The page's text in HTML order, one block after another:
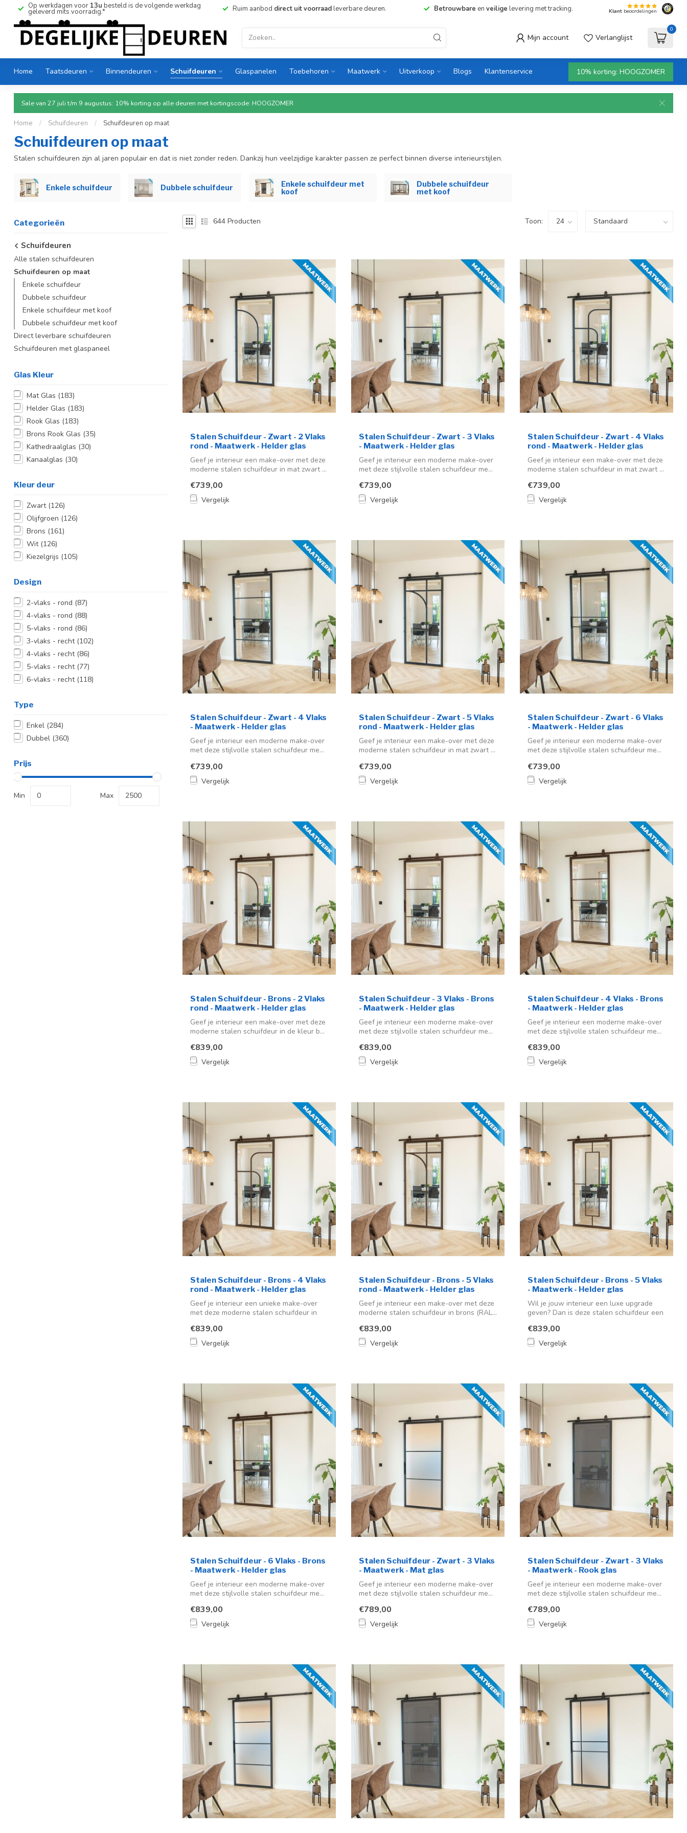
Op werkdagen voor 13u besteld is de volgende werkdag
geleverd mits voorradig.* Ruim aanbod direct uit voorraadleverbare deuren. Betrouwbare en veilige levering met tracking. Klant beoordelingen
Mijn account Verlanglijst
0
Home Taatsdeuren Binnendeuren Schuifdeuren Glaspanelen Toebehoren Maatwerk Uitverkoop Blogs Klantenservice 10% korting: HOOGZOMER
Sale van 27 juli t/m 9 augustus: 10% korting op alle deuren met kortingscode: HOOGZOMER
Home / Schuifdeuren / Schuifdeuren op maat
Schuifdeuren op maat
Stalen schuifdeuren zijn al jaren populair en dat is niet zonder reden. Dankzij hun veelzijdige karakter passen ze perfect binnen diverse interieurstijlen.
Enkele schuifdeur Dubbele schuifdeur
Enkele schuifdeur met
koof
Dubbele schuifdeur
met koof
Categorieën
Schuifdeuren
Alle stalen schuifdeuren
Schuifdeuren op maat
Enkele schuifdeur
Dubbele schuifdeur
Enkele schuifdeur met koof
Dubbele schuifdeur met koof
Direct leverbare schuifdeuren
Schuifdeuren met glaspaneel
Glas Kleur
Mat Glas (183)
Helder Glas (183)
Rook Glas (183)
Brons Rook Glas (35)
Kathedraalglas (30)
Kanaalglas (30)
Kleur deur
Zwart (126)
Olijfgroen (126)
Brons (161)
Wit (126)
Kiezelgrijs (105)
Design
2-vlaks - rond (87)
4-vlaks - rond (88)
5-vlaks - rond (86)
3-vlaks - recht (102)
4-vlaks - recht (86)
5-vlaks - recht (77)
6-vlaks - recht (118)
Type
Enkel (284)
Dubbel (360)
Prijs
Min Max
644 Producten Toon:
Stalen Schuifdeur - Zwart - 2 Vlaks
rond - Maatwerk - Helder glas
Geef je interieur een make-over met deze
moderne stalen schuifdeur in mat zwart ...
€739,00
Vergelijk
Stalen Schuifdeur - Zwart - 3 Vlaks
- Maatwerk - Helder glas
Geef je interieur een moderne make-over
met deze stijlvolle stalen schuifdeur me...
€739,00
Vergelijk
Stalen Schuifdeur - Zwart - 4 Vlaks
rond - Maatwerk - Helder glas
Geef je interieur een make-over met deze
moderne stalen schuifdeur in mat zwart ...
€739,00
Vergelijk
Stalen Schuifdeur - Zwart - 4 Vlaks
- Maatwerk - Helder glas
Geef je interieur een moderne make-over
met deze stijlvolle stalen schuifdeur me...
€739,00
Vergelijk
Stalen Schuifdeur - Zwart - 5 Vlaks
rond - Maatwerk - Helder glas
Geef je interieur een make-over met deze
moderne stalen schuifdeur in mat zwart ...
€739,00
Vergelijk
Stalen Schuifdeur - Zwart - 6 Vlaks
- Maatwerk - Helder glas
Geef je interieur een moderne make-over
met deze stijlvolle stalen schuifdeur me...
€739,00
Vergelijk
Stalen Schuifdeur - Brons - 2 Vlaks
rond - Maatwerk - Helder glas
Geef je interieur een make-over met deze
moderne stalen schuifdeur in de kleur b...
€839,00
Vergelijk
Stalen Schuifdeur - 3 Vlaks - Brons
- Maatwerk - Helder glas
Geef je interieur een moderne make-over
met deze stijlvolle stalen schuifdeur me...
€839,00
Vergelijk
Stalen Schuifdeur - 4 Vlaks - Brons
- Maatwerk - Helder glas
Geef je interieur een moderne make-over
met deze stijlvolle stalen schuifdeur me...
€839,00
Vergelijk
Stalen Schuifdeur - Brons - 4 Vlaks
rond - Maatwerk - Helder glas
Geef je interieur een unieke make-over
met deze moderne stalen schuifdeur in
€839,00
Vergelijk
Stalen Schuifdeur - Brons - 5 Vlaks
rond - Maatwerk - Helder glas
Geef je interieur een make-over met deze
moderne stalen schuifdeur in brons (RAL...
€839,00
Vergelijk
Stalen Schuifdeur - Brons - 5 Vlaks
- Maatwerk - Helder glas
Wil je jouw interieur een luxe upgrade
geven? Dan is deze stalen schuifdeur een
€839,00
Vergelijk
Stalen Schuifdeur - 6 Vlaks - Brons
- Maatwerk - Helder glas
Geef je interieur een moderne make-over
met deze stijlvolle stalen schuifdeur me...
€839,00
Vergelijk
Stalen Schuifdeur - Zwart - 3 Vlaks
- Maatwerk - Mat glas
Geef je interieur een moderne make-over
met deze stijlvolle stalen schuifdeur me...
€789,00
Vergelijk
Stalen Schuifdeur - Zwart - 3 Vlaks
- Maatwerk - Rook glas
Geef je interieur een moderne make-over
met deze stijlvolle stalen schuifdeur me...
€789,00
Vergelijk